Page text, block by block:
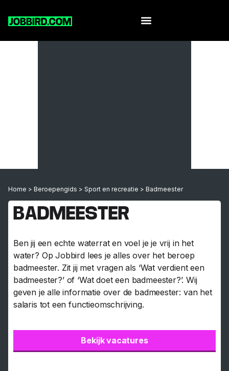
Home > Beroepengids > Sport en recreatie > Badmeester
BADMEESTER
Ben jij een echte waterrat en voel je je vrij in het
water? Op Jobbird lees je alles over het beroep
badmeester. Zit jij met vragen als ‘Wat verdient een
badmeester?’ of ‘Wat doet een badmeester?’. Wij
geven je alle informatie over de badmeester: van het
salaris tot een functieomschrijving.
Bekijk vacatures